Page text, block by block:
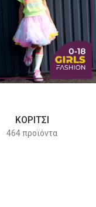
ΚΟΡΙΤΣΙ
464 προϊόντα